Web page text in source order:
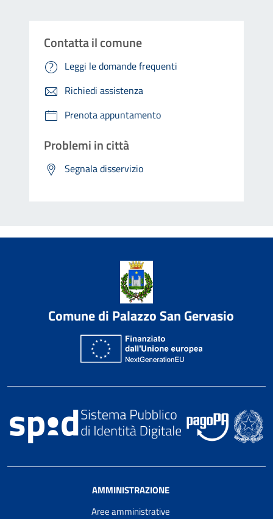
Contatta il comune
Leggi le domande frequenti
Richiedi assistenza
Prenota appuntamento
Problemi in città
Segnala disservizio
Comune di Palazzo San Gervasio
AMMINISTRAZIONE
Aree amministrative